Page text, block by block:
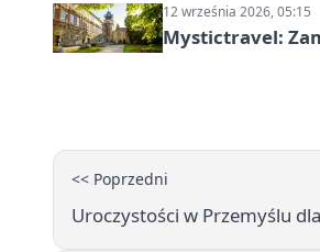
12 września 2026, 05:15
Mystictravel:
<< Poprzedni
Uroczystości w Przemyślu